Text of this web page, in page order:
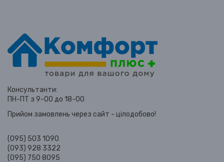
Консультанти:
ПН-ПТ з 9-00 до 18-00
Прийом замовлень через сайт - цілодобово!
(095) 503 1090
(093) 928 3322
(095) 750 8095